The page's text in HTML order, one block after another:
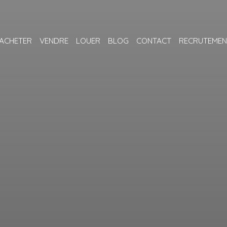
VENDRE LOUER BLOG CONTACT